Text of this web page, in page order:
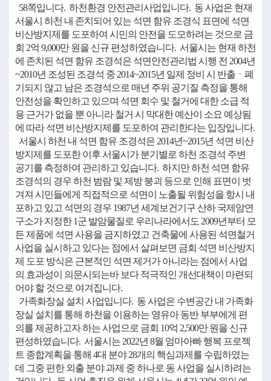
58쪽입니다. 하천환경 안전관리사업입니다. 동 사업은 현재
서울시 하천 내 존치되어 있는 석면 함유 조경식 표면에 석면
비산방지제를 도포하여 시민의 안전을 도모하려는 것으로 금
회 2억 9,000만 원을 신규 편성하였습니다. 서울시는 현재 하천
에 존치된 석면 함유 조경석은 석면안전관리법 시행 전 2004년
~2010년 조성된 조경석 중 2014~2015년 일제 정비 시 반출ㆍ폐
기되지 않고 남은 조경석으로 매년 주위 공기질 측정을 통해
안전성을 확인하고 있으며 석면 회수 및 철거에 대한 소급 적
용 근거가 없을 뿐 아니라 철거 시 막대한 예산이 소요 예상됨
에 따라 석면 비산방지제를 도포하여 관리한다는 입장입니다.
서울시 하천 내 석면 함유 조경석은 2014년~2015년 석면 비산
방지제를 도포한 이후 서울시가 분기별로 하천 조경석 주변
공기를 측정하여 관리하고 있습니다. 하지만 하천 석면 함유
조경석의 경우 하천 범람 및 제방 붕괴 등으로 인해 표면이 벗
겨져 시민들에게 직접적으로 석면이 노출될 위험성을 항시 내
포하고 있고 석면의 경우 1987년 세계보건기구 산하 국제암연
구소가 지정한 1군 발암물질로 우리나라에서도 2009년부터 모
든 제품에 석면 사용을 금지하였고 건축물에 사용된 석면철거
사업을 실시하고 있다는 점에서 살펴보면 금회 석면 비산방지
제 도포 방식은 근본적인 석면 제거가 아니라는 점에서 사업
의 효과성이 의문시되는바 보다 적극적인 개선대책이 마련되
어야 할 것으로 여겨집니다.
가족화장실 설치 사업입니다. 동 사업은 수변공간 내 가족화
장실 설치를 통해 하천을 이용하는 영유아 동반 부부에게 편
의를 제공하고자 하는 사업으로 금회 10억 2,500만 원을 신규
편성하였습니다. 서울시는 2022년 8월 엄마아빠 행복 프로젝
트 종합계획을 통해 4대 분야 28개의 핵심과제를 수립하였는
데 그중 편한 외출 분야 과제 중 하나로 동 사업을 실시하려는